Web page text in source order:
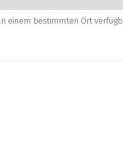
einem bestimmten Ort